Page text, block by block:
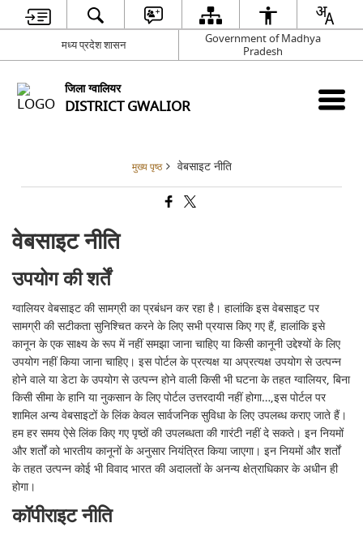
मध्य प्रदेश शासन
Government of Madhya
Pradesh
जिला ग्वालियर
DISTRICT GWALIOR
मुख्य पृष्ठ वेबसाइट नीति
वेबसाइट नीति
उपयोग की शर्तें
ग्वालियर वेबसाइट की सामग्री का प्रबंधन कर रहा है। हालांकि इस वेबसाइट पर
सामग्री की सटीकता सुनिश्चित करने के लिए सभी प्रयास किए गए हैं, हालांकि इसे
कानून के एक साक्ष्य के रूप में नहीं समझा जाना चाहिए या किसी कानूनी उद्देश्यों के लिए
उपयोग नहीं किया जाना चाहिए। इस पोर्टल के प्रत्यक्ष या अप्रत्यक्ष उपयोग से उत्पन्न
होने वाले या डेटा के उपयोग से उत्पन्न होने वाली किसी भी घटना के तहत ग्वालियर, बिना
किसी सीमा के हानि या नुकसान के लिए पोर्टल उत्तरदायी नहीं होगा…,इस पोर्टल पर
शामिल अन्य वेबसाइटों के लिंक केवल सार्वजनिक सुविधा के लिए उपलब्ध कराए जाते हैं।
हम हर समय ऐसे लिंक किए गए पृष्ठों की उपलब्धता की गारंटी नहीं दे सकते। इन नियमों
और शर्तों को भारतीय कानूनों के अनुसार नियंत्रित किया जाएगा। इन नियमों और शर्तों
के तहत उत्पन्न कोई भी विवाद भारत की अदालतों के अनन्य क्षेत्राधिकार के अधीन ही
होगा।
कॉपीराइट नीति